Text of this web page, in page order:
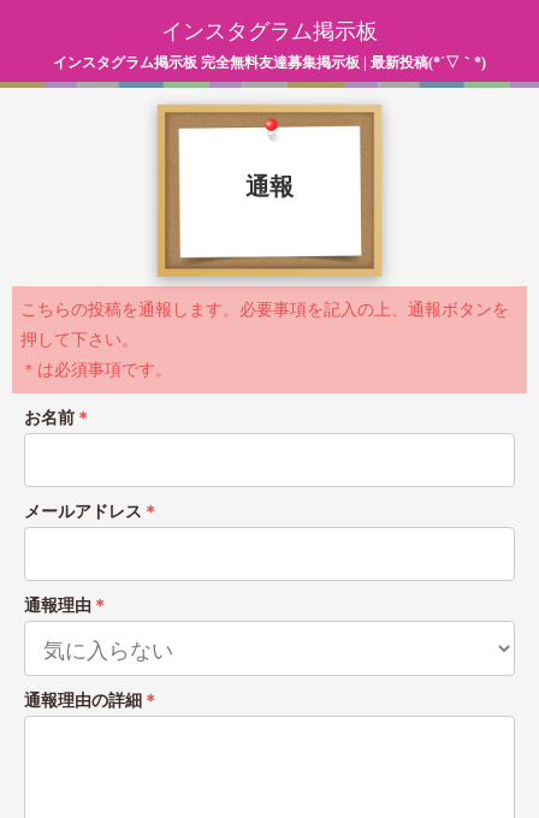
インスタグラム掲示板
インスタグラム掲示板 完全無料友達募集掲示板 | 最新投稿(*´▽｀*)
通報
こちらの投稿を通報します。必要事項を記入の上、通報ボタンを
押して下さい。
＊は必須事項です。
お名前 ＊
メールアドレス ＊
通報理由 ＊
通報理由の詳細 ＊